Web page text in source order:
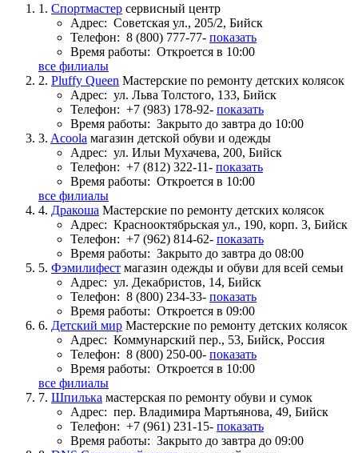
1. Спортмастер сервисный центр
Адрес: Советская ул., 205/2, Бийск
Телефон: 8 (800) 777-77- показать
Время работы: Откроется в 10:00
все филиалы
2. Pluffy Queen Мастерские по ремонту детских колясок
Адрес: ул. Льва Толстого, 133, Бийск
Телефон: +7 (983) 178-92- показать
Время работы: Закрыто до завтра до 10:00
3. Acoola магазин детской обуви и одежды
Адрес: ул. Ильи Мухачева, 200, Бийск
Телефон: +7 (812) 322-11- показать
Время работы: Откроется в 10:00
все филиалы
4. Дракоша Мастерские по ремонту детских колясок
Адрес: Краснооктябрьская ул., 190, корп. 3, Бийск
Телефон: +7 (962) 814-62- показать
Время работы: Закрыто до завтра до 08:00
5. Фэмилифест магазин одежды и обуви для всей семьи
Адрес: ул. Декабристов, 14, Бийск
Телефон: 8 (800) 234-33- показать
Время работы: Откроется в 09:00
6. Детский мир Мастерские по ремонту детских колясок
Адрес: Коммунарский пер., 53, Бийск, Россия
Телефон: 8 (800) 250-00- показать
Время работы: Откроется в 10:00
все филиалы
7. Шпилька мастерская по ремонту обуви и сумок
Адрес: пер. Владимира Мартьянова, 49, Бийск
Телефон: +7 (961) 231-15- показать
Время работы: Закрыто до завтра до 09:00